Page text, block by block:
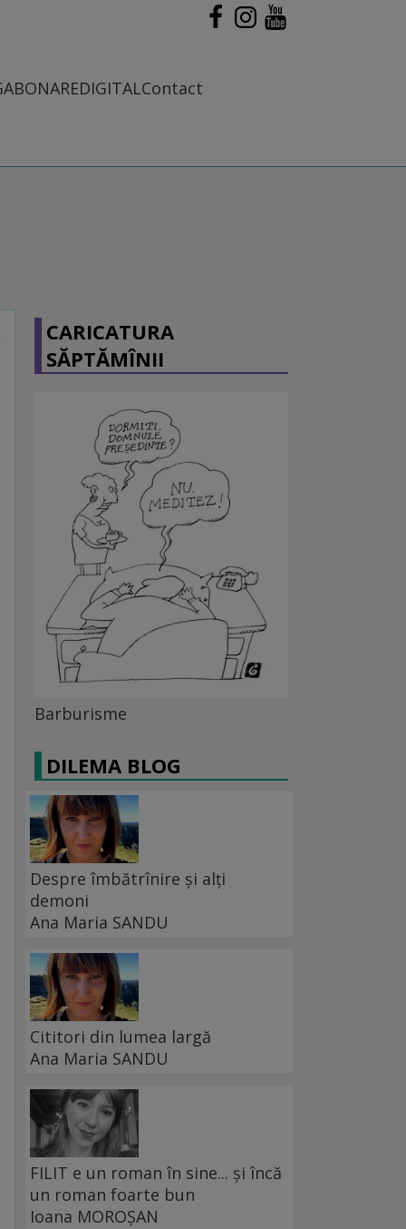
ABONAREDIGITALContact
CARICATURA
SĂPTĂMÎNII
Barburisme
DILEMA BLOG
Despre îmbătrînire și alți
demoni
Ana Maria SANDU
Cititori din lumea largă
Ana Maria SANDU
FILIT e un roman în sine... și încă
un roman foarte bun
Ioana MOROȘAN